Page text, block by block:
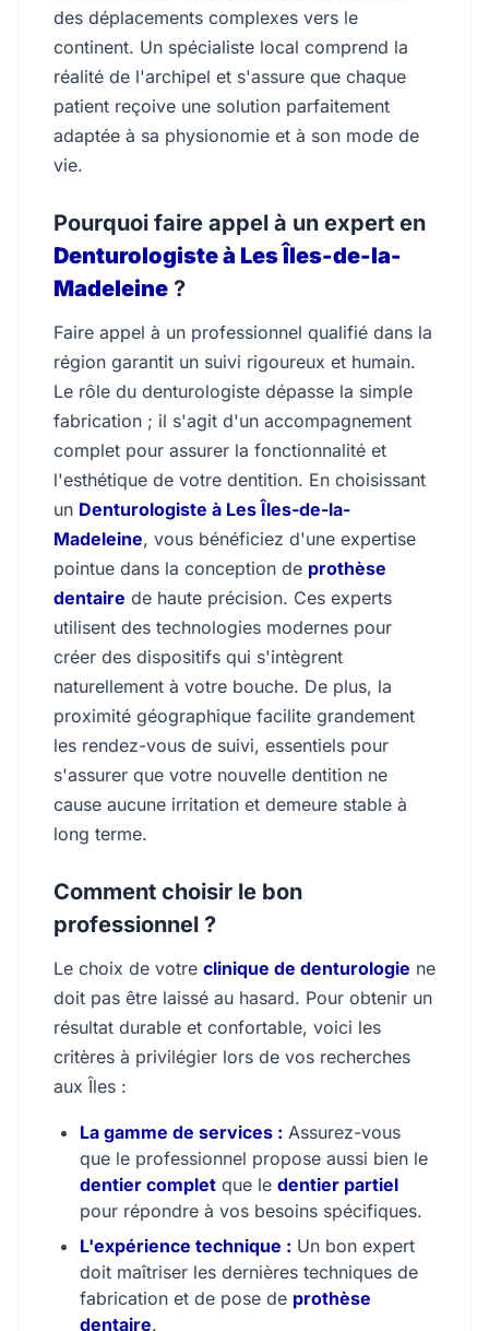
des déplacements complexes vers le
continent. Un spécialiste local comprend la
réalité de l'archipel et s'assure que chaque
patient reçoive une solution parfaitement
adaptée à sa physionomie et à son mode de
vie.
Pourquoi faire appel à un expert en
Denturologiste à Les Îles-de-la-
Madeleine ?
Faire appel à un professionnel qualifié dans la
région garantit un suivi rigoureux et humain.
Le rôle du denturologiste dépasse la simple
fabrication ; il s'agit d'un accompagnement
complet pour assurer la fonctionnalité et
l'esthétique de votre dentition. En choisissant
un Denturologiste à Les Îles-de-la-
Madeleine, vous bénéficiez d'une expertise
pointue dans la conception de prothèse
dentaire de haute précision. Ces experts
utilisent des technologies modernes pour
créer des dispositifs qui s'intègrent
naturellement à votre bouche. De plus, la
proximité géographique facilite grandement
les rendez-vous de suivi, essentiels pour
s'assurer que votre nouvelle dentition ne
cause aucune irritation et demeure stable à
long terme.
Comment choisir le bon
professionnel ?
Le choix de votre clinique de denturologie ne
doit pas être laissé au hasard. Pour obtenir un
résultat durable et confortable, voici les
critères à privilégier lors de vos recherches
aux Îles :
La gamme de services : Assurez-vous
que le professionnel propose aussi bien le
dentier complet que le dentier partiel
pour répondre à vos besoins spécifiques.
L'expérience technique : Un bon expert
doit maîtriser les dernières techniques de
fabrication et de pose de prothèse
dentaire.